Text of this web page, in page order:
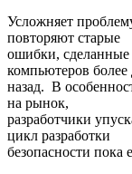
Усложняет
повторяют старые
ошибки, сделанные
компьютеров более
назад. В
на рынок,
разработчики
цикл разработки
безопасности пока